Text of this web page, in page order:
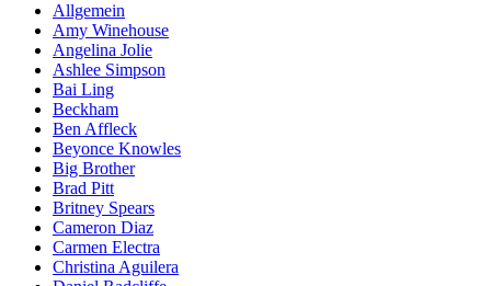
Allgemein
Amy Winehouse
Angelina Jolie
Ashlee Simpson
Bai Ling
Beckham
Ben Affleck
Beyonce Knowles
Big Brother
Brad Pitt
Britney Spears
Cameron Diaz
Carmen Electra
Christina Aguilera